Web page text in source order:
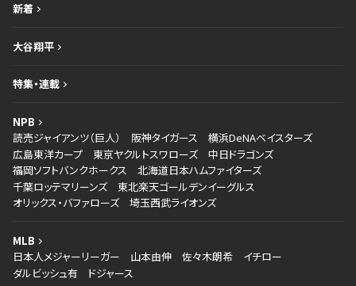
新着
大谷翔平
特集・連載
NPB
読売ジャイアンツ（巨人）
阪神タイガース
横浜DeNAベイスターズ
広島東洋カープ
東京ヤクルトスワローズ
中日ドラゴンズ
福岡ソフトバンクホークス
北海道日本ハムファイターズ
千葉ロッテマリーンズ
東北楽天ゴールデンイーグルス
オリックス・バファローズ
埼玉西武ライオンズ
MLB
日本人メジャーリーガー
山本由伸 佐々木朗希
イチロー
ダルビッシュ有
ドジャース